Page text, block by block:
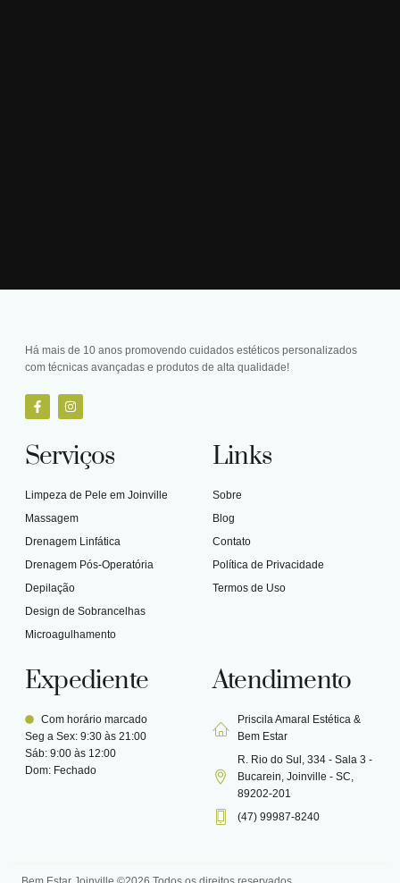
Há mais de 10 anos promovendo cuidados estéticos personalizados
com técnicas avançadas e produtos de alta qualidade!
Serviços
Limpeza de Pele em Joinville
Massagem
Drenagem Linfática
Drenagem Pós-Operatória
Depilação
Design de Sobrancelhas
Microagulhamento
Links
Sobre
Blog
Contato
Política de Privacidade
Termos de Uso
Expediente
Com horário marcado
Seg a Sex: 9:30 às 21:00
Sáb: 9:00 às 12:00
Dom: Fechado
Atendimento
Priscila Amaral Estética &
Bem Estar
R. Rio do Sul, 334 - Sala 3 -
Bucarein, Joinville - SC,
89202-201
(47) 99987-8240